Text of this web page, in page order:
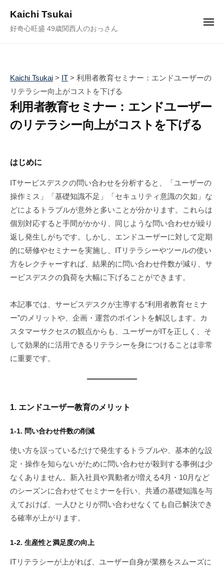
Kaichi Tsukai
好奇心旺盛 49歳関西人のおっさん
メ
Kaichi Tsukai > IT > 利用者教育セミナー：エンドユーザーの
リテラシー向上がコストを下げる
利用者教育セミナー：エンドユーザー
のリテラシー向上がコストを下げる
0
5
年
2
2
6
日
y
井
海
地
0
の
コ
メ
ト
はじめに
ITサービスデスクの問い合わせを分析すると、「ユーザーの
操作ミス」「基礎知識不足」「セキュリティ意識の欠如」な
どによるトラブルが意外と多いことが分かります。これらは
個別対応すると手間がかかり、同じような問い合わせが繰り
返し発生しがちです。しかし、エンドユーザーに対して定期
的に研修やセミナーを実施し、ITリテラシーやツールの使い
方をレクチャーすれば、結果的に問い合わせ件数が減り、サ
ービスデスクの負荷を大幅に下げることができます。
本記事では、サービスデスクが主導する“利用者教育セミナ
ー”のメリットや、企画・運営のポイントを解説します。カ
スタマーサクセスの観点からも、ユーザーがITを正しく、そ
して効果的に活用できるリテラシーを身につけることは非常
に重要です。
1. エンドユーザー教育のメリット
1-1. 問い合わせ件数の削減
使い方を誤っているだけで発生するトラブルや、基本的な設
定・操作を知らないがために問い合わせが殺到する事例は少
なくありません。新入社員や異動者が増える4月・10月など
のシーズンに合わせてセミナーを行い、共通の基礎知識を与
えておけば、一人ひとりが問い合わせなくても自己解決でき
る確率が上がります。
1-2. 生産性と満足度の向上
ITリテラシーが上がれば、ユーザー自身が業務をスムーズに